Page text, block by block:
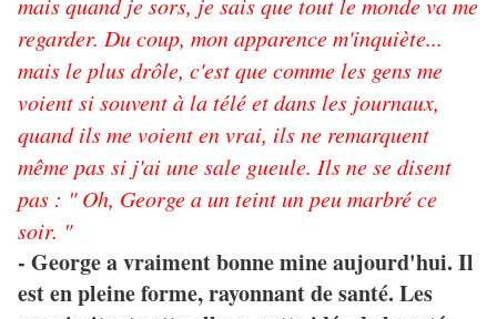
regarder. Du coup, mon apparence m'inquiète...
mais le plus drôle, c'est que comme les gens me
voient si souvent à la télé et dans les journaux,
quand ils me voient en vrai, ils ne remarquent
même pas si j'ai une sale gueule. Ils ne se disent
pas : " Oh, George a un teint un peu marbré ce
soir. "
- George a vraiment bonne mine aujourd'hui. Il
est en pleine forme, rayonnant de santé. Les